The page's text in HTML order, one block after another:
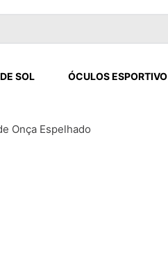
SOL ÓCULOS ESPORTIVO
Onça Espelhado